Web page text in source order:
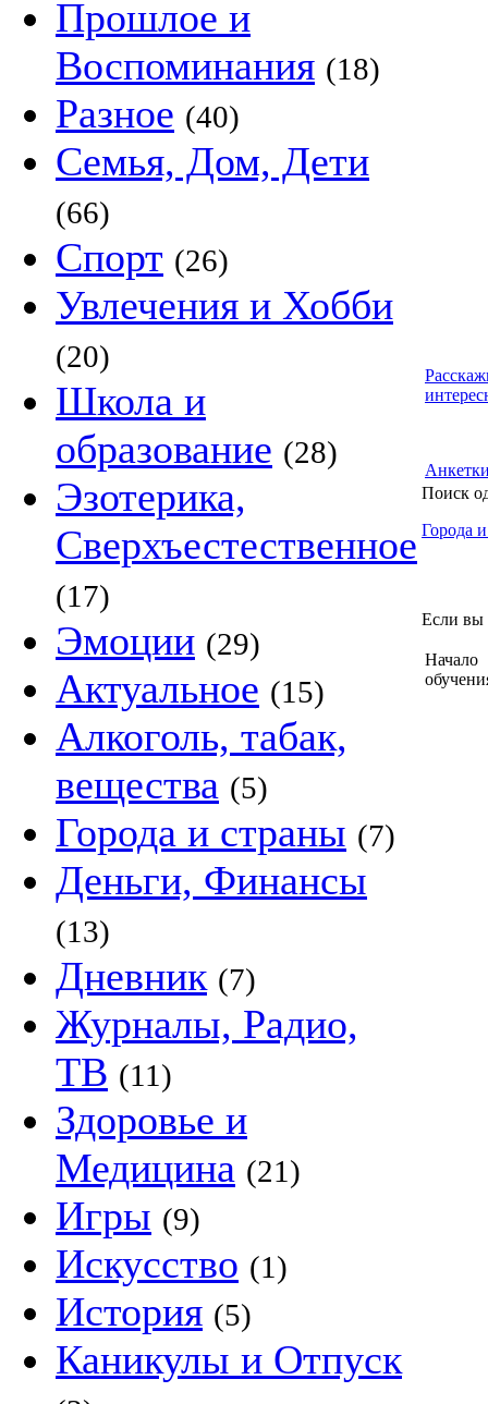
Прошлое и
Воспоминания (18)
Разное (40)
Семья, Дом, Дети
(66)
Спорт (26)
Увлечения и Хобби
(20)
Школа и
образование (28)
Эзотерика,
Сверхъестественное
(17)
Эмоции (29)
Актуальное (15)
Алкоголь, табак,
вещества (5)
Города и страны (7)
Деньги, Финансы
(13)
Дневник (7)
Журналы, Радио,
ТВ (11)
Здоровье и
Медицина (21)
Игры (9)
Искусство (1)
История (5)
Каникулы и Отпуск
Поиск
Города
Если вы
Начало